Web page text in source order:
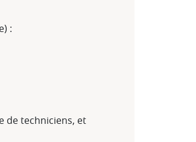
:
de techniciens, et